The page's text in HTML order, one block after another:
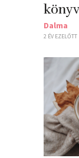
Dalma
2 ÉV EZELŐTT